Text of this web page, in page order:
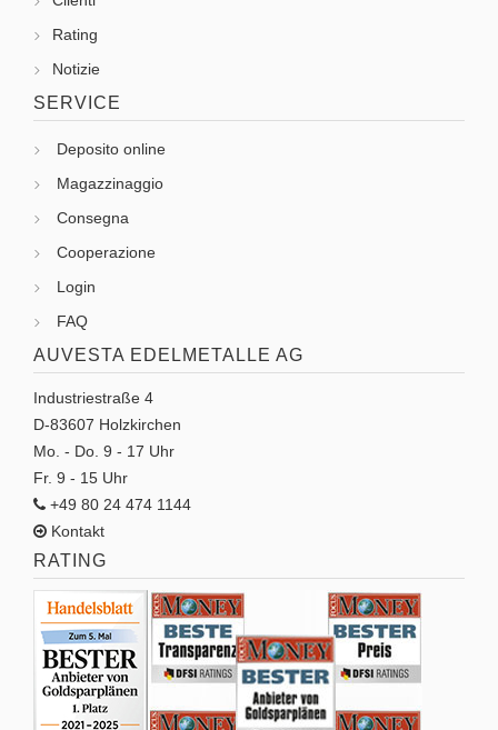
Rating
Notizie
SERVICE
Deposito online
Magazzinaggio
Consegna
Cooperazione
Login
FAQ
AUVESTA EDELMETALLE AG
Industriestraße 4
D-83607 Holzkirchen
Mo. - Do. 9 - 17 Uhr
Fr. 9 - 15 Uhr
+49 80 24 474 1144
Kontakt
RATING